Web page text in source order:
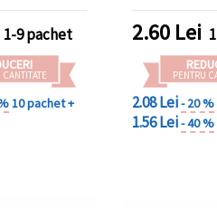
pentru
DIY
1-9 pachet
CANTITATE
10 pachet +
pentru
2.60 Lei
PENTRU
2.08 Lei- 20 %
1.56 Lei- 40 %